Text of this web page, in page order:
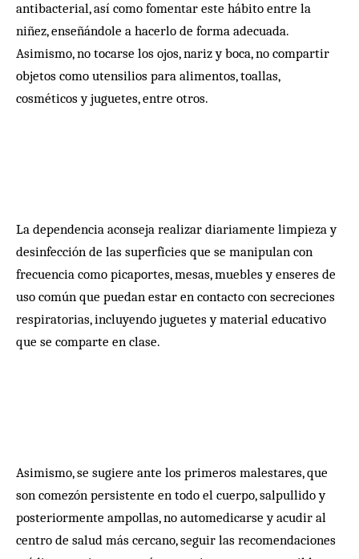
antibacterial, así como fomentar este hábito entre la
niñez, enseñándole a hacerlo de forma adecuada.
Asimismo, no tocarse los ojos, nariz y boca, no compartir
objetos como utensilios para alimentos, toallas,
cosméticos y juguetes, entre otros.
La dependencia aconseja realizar diariamente limpieza y
desinfección de las superficies que se manipulan con
frecuencia como picaportes, mesas, muebles y enseres de
uso común que puedan estar en contacto con secreciones
respiratorias, incluyendo juguetes y material educativo
que se comparte en clase.
Asimismo, se sugiere ante los primeros malestares, que
son comezón persistente en todo el cuerpo, salpullido y
posteriormente ampollas, no automedicarse y acudir al
centro de salud más cercano, seguir las recomendaciones